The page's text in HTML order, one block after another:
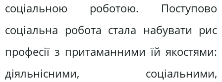
соціальною роботою. Поступово
соціальна робота стала набувати рис
професії з притаманними їй якостями:
діяльнісними, соціальними,